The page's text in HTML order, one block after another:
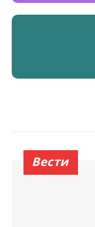
Вести